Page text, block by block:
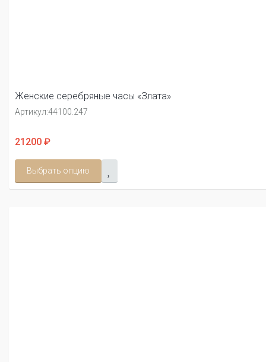
Женские серебряные часы «Злата»
Артикул:44100.247
21200 ₽
Выбрать опцию